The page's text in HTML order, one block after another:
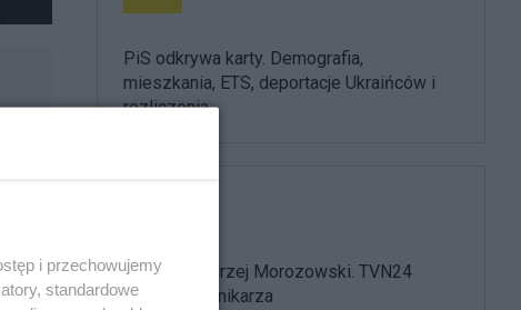
PiS odkrywa karty. Demografia,
mieszkania, ETS, deportacje Ukraińców i
rozliczenia
Nie żyje Andrzej Morozowski. TVN24
żegna dziennikarza
i przechowujemy
standardowe